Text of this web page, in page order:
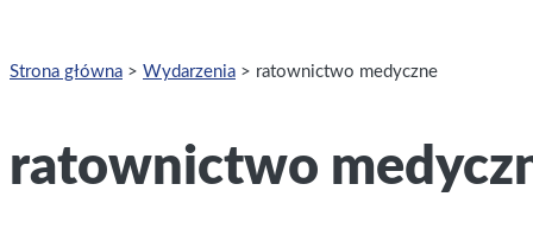
Strona główna > Wydarzenia > ratownictwo medyczne
ratownictwo